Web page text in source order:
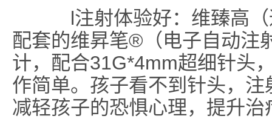
l注射体验好：维臻高（
配套的维昇笔®（电子自动注
计，配合31G*4mm超细针头
作简单。孩子看不到针头，
减轻孩子的恐惧心理，提升治